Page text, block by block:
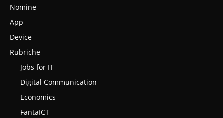
Nomine
App
Device
Rubriche
Jobs for IT
Digital Communication
Economics
FantaICT